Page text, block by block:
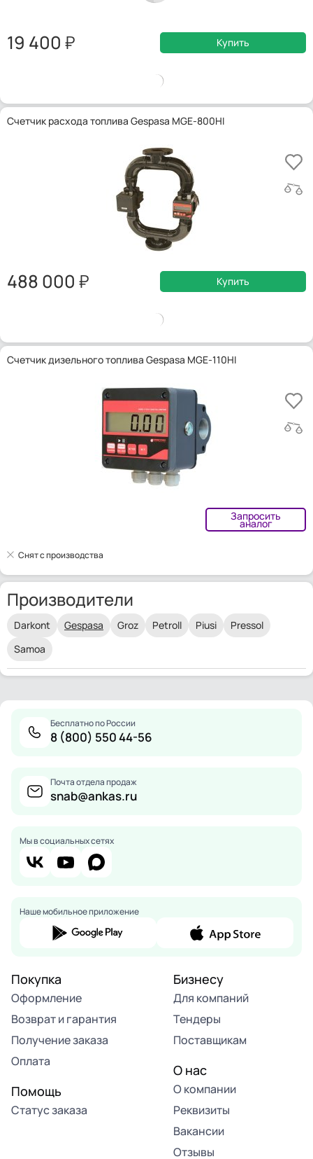
19 400 Купить
Счетчик расхода топлива Gespasa MGE-800HI
488 000 Купить
Счетчик дизельного топлива Gespasa MGE-110HI
Запросить
аналог
Снят с производства
Производители
Darkont Gespasa Groz Petroll Piusi
Pressol
Samoa
Бесплатно по России
8 (800) 550 44-56
Почта отдела продаж
snab@ankas.ru
Мы в социальных сетях
Наше мобильное приложение
Покупка
Оформление
Возврат и гарантия
Получение заказа
Оплата
Помощь
Статус заказа
Бизнесу
Для компаний
Тендеры
Поставщикам
О нас
О компании
Реквизиты
Вакансии
Отзывы